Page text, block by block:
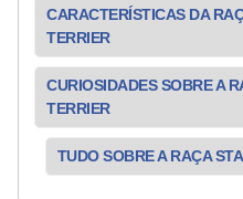
CARACTERÍSTICAS DA
TERRIER
CURIOSIDADES SOBRE A
TERRIER
TUDO SOBRE A RAÇA
s
d
e
a
n
i